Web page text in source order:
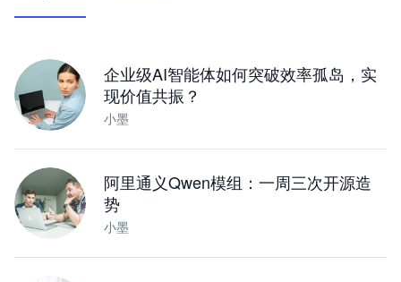
企业级AI智能体如何突破效率孤岛，实
现价值共振？
小墨
阿里通义Qwen模组：一周三次开源造
势
小墨